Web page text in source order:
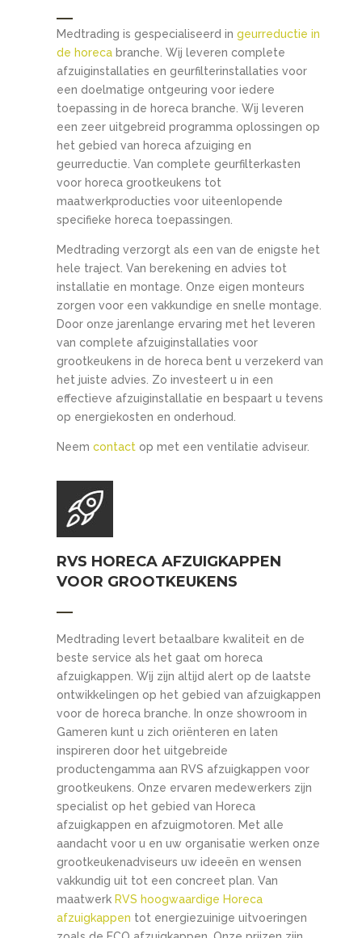
Medtrading is gespecialiseerd in geurreductie in
de horecabranche. Wij leveren complete
afzuiginstallaties en geurfilterinstallaties voor
een doelmatige ontgeuring voor iedere
toepassing in de horeca branche. Wij leveren
een zeer uitgebreid programma oplossingen op
het gebied van horeca afzuiging en
geurreductie. Van complete geurfilterkasten
voor horeca grootkeukens tot
maatwerkproducties voor uiteenlopende
specifieke horeca toepassingen.
Medtrading verzorgt als een van de enigste het
hele traject. Van berekening en advies tot
installatie en montage. Onze eigen monteurs
zorgen voor een vakkundige en snelle montage.
Door onze jarenlange ervaring met het leveren
van complete afzuiginstallaties voor
grootkeukens in de horeca bent u verzekerd van
het juiste advies. Zo investeert u in een
effectieve afzuiginstallatie en bespaart u tevens
op energiekosten en onderhoud.
Neem contactop met een ventilatie adviseur.
RVS HORECA AFZUIGKAPPEN
VOOR GROOTKEUKENS
Medtrading levert betaalbare kwaliteit en de
beste service als het gaat om horeca
afzuigkappen. Wij zijn altijd alert op de laatste
ontwikkelingen op het gebied van afzuigkappen
voor de horeca branche. In onze showroom in
Gameren kunt u zich oriënteren en laten
inspireren door het uitgebreide
productengamma aan RVS afzuigkappen voor
grootkeukens. Onze ervaren medewerkers zijn
specialist op het gebied van Horeca
afzuigkappen en afzuigmotoren. Met alle
aandacht voor u en uw organisatie werken onze
grootkeukenadviseurs uw ideeën en wensen
vakkundig uit tot een concreet plan. Van
maatwerk RVS hoogwaardige Horeca
afzuigkappen tot energiezuinige uitvoeringen